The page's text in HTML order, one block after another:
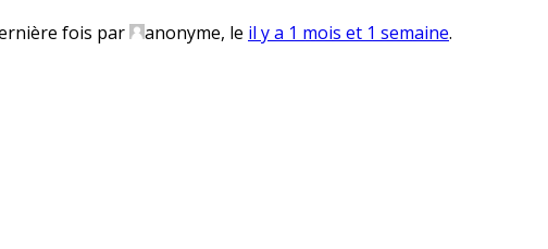
fois par anonyme, le il y a 1 mois et 1 semaine.